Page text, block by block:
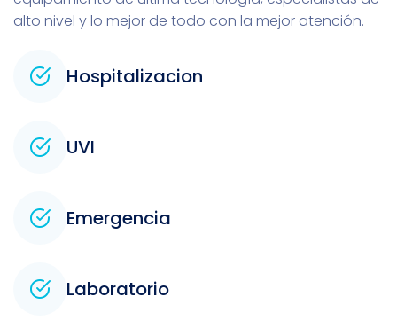
alto nivel y lo mejor de todo con la mejor atención.
Hospitalizacion
UVI
Emergencia
Laboratorio